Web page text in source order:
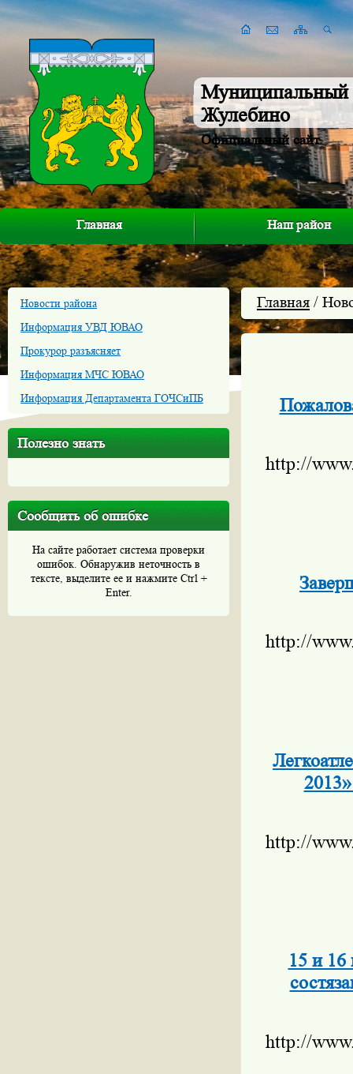
Муниципальный
Жулебино
Официальный сайт
Главная Наш район
Новости района
Информация УВД ЮВАО
Прокурор разъясняет
Информация МЧС ЮВАО
Информация Департамента ГОЧСиПБ
Полезно знать
Сообщить об ошибке
На сайте работает система проверки
ошибок. Обнаружив неточность в
тексте, выделите ее и нажмите Ctrl +
Enter.
Главная /
http://
http://
http://
15 и
http://